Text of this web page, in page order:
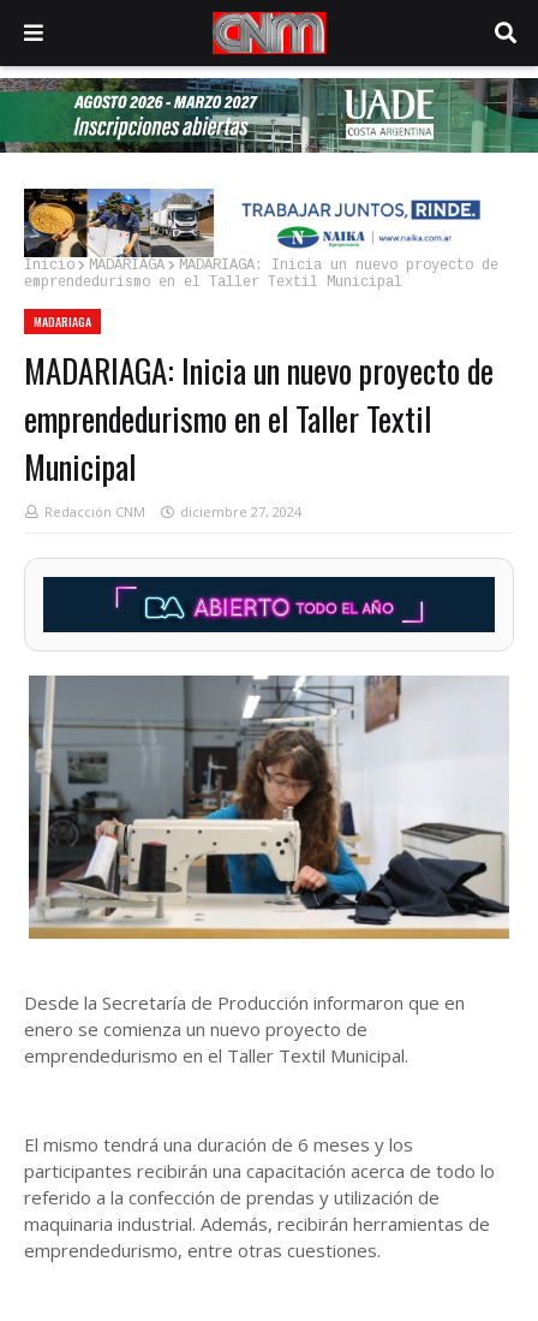
Inicio MADARIAGA
MADARIAGA: Inicia un nuevo proyecto de
emprendedurismo en el Taller Textil Municipal
MADARIAGA
MADARIAGA: Inicia un nuevo proyecto de
emprendedurismo en el Taller Textil
Municipal
Redacción CNM diciembre 27, 2024
Desde la Secretaría de Producción informaron que en
enero se comienza un nuevo proyecto de
emprendedurismo en el Taller Textil Municipal.
El mismo tendrá una duración de 6 meses y los
participantes recibirán una capacitación acerca de todo lo
referido a la confección de prendas y utilización de
maquinaria industrial. Además, recibirán herramientas de
emprendedurismo, entre otras cuestiones.